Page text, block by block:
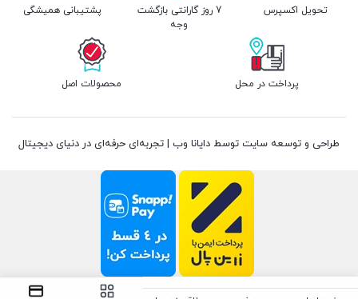
تحویل اکسپرس
7 روز گارانتی بازگشت
وجه
پشتیبانی همیشگی
پرداخت در محل محصولات اصل
طراحی و توسعه سایت توسط دایانا وب | تجربه‌ای حرفه‌ای در دنیای دیجیتال